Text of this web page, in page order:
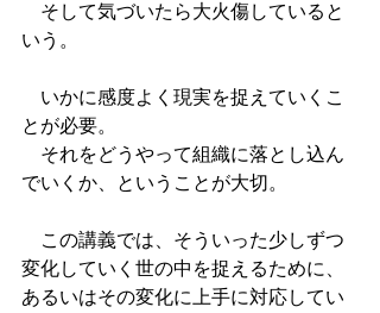
そして気づいたら大火傷していると
いう。
いかに感度よく現実を捉えていくこ
とが必要。
それをどうやって組織に落とし込ん
でいくか、ということが大切。
この講義では、そういった少しずつ
変化していく世の中を捉えるために、
あるいはその変化に上手に対応してい